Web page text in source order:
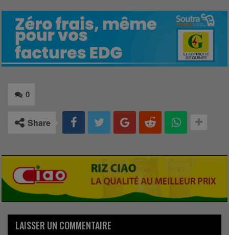
0
Share
LAISSER UN COMMENTAIRE